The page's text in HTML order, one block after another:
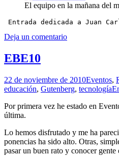
El equipo en la mañana del
Entrada dedicada a Juan
Deja un comentario
EBE10
22 de noviembre de 2010Eventos,
educación, Gutenberg, tecnología
Por primera vez he estado en
última.
Lo hemos disfrutado y me ha
ponencias ha sido alto. Otras,
pasar un buen rato y conocer gente